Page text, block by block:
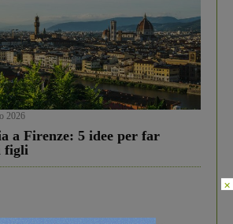
2026
a Firenze: 5 idee per far
figli
×